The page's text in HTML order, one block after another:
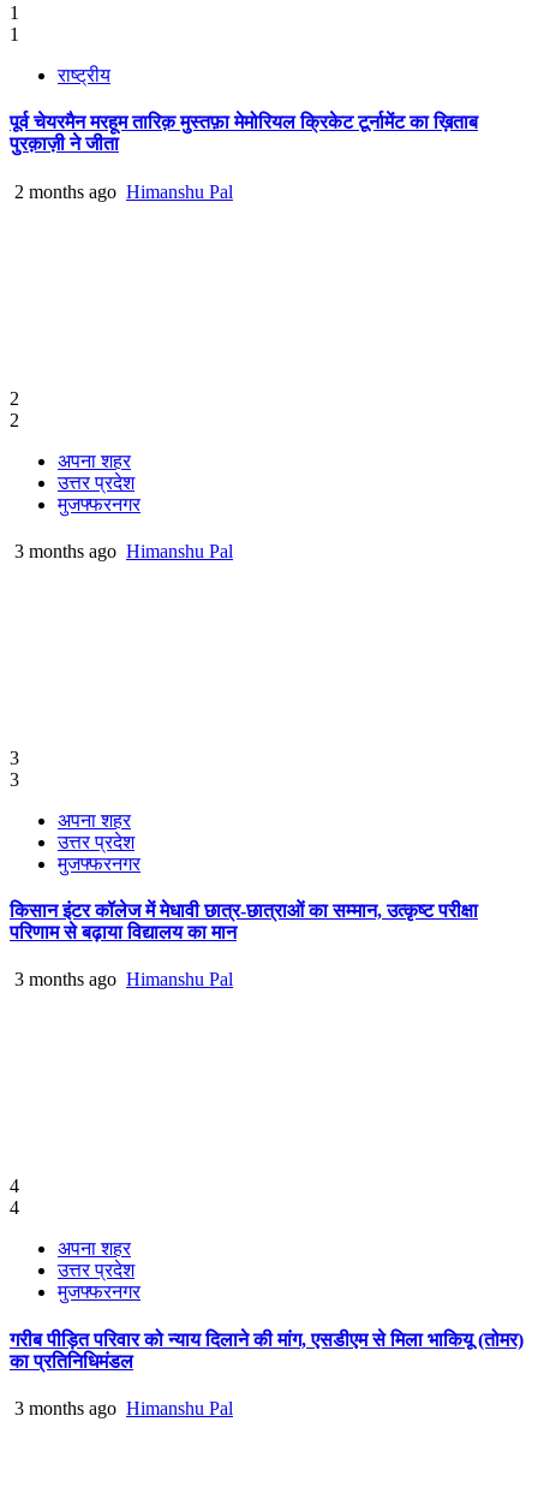
1
1
राष्ट्रीय
पूर्व चेयरमैन मरहूम तारिक़ मुस्तफ़ा मेमोरियल क्रिकेट टूर्नामेंट का ख़िताब
पुरक़ाज़ी ने जीता
2 months ago Himanshu Pal
2
2
अपना शहर
उत्तर प्रदेश
मुजफ्फरनगर
3 months ago Himanshu Pal
3
3
अपना शहर
उत्तर प्रदेश
मुजफ्फरनगर
किसान इंटर कॉलेज में मेधावी छात्र-छात्राओं का सम्मान, उत्कृष्ट परीक्षा
परिणाम से बढ़ाया विद्यालय का मान
3 months ago Himanshu Pal
4
4
अपना शहर
उत्तर प्रदेश
मुजफ्फरनगर
गरीब पीड़ित परिवार को न्याय दिलाने की मांग, एसडीएम से मिला भाकियू (तोमर)
का प्रतिनिधिमंडल
3 months ago Himanshu Pal